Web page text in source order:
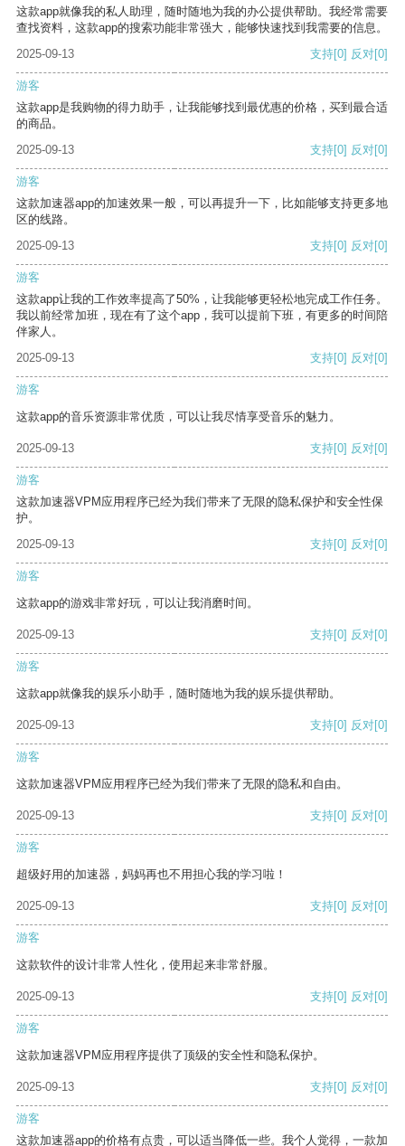
这款app就像我的私人助理，随时随地为我的办公提供帮助。我经常需要
查找资料，这款app的搜索功能非常强大，能够快速找到我需要的信息。
2025-09-13
支持[0] 反对[0]
游客
这款app是我购物的得力助手，让我能够找到最优惠的价格，买到最合适
的商品。
2025-09-13
支持[0] 反对[0]
游客
这款加速器app的加速效果一般，可以再提升一下，比如能够支持更多地
区的线路。
2025-09-13
支持[0] 反对[0]
游客
这款app让我的工作效率提高了50%，让我能够更轻松地完成工作任务。
我以前经常加班，现在有了这个app，我可以提前下班，有更多的时间陪
伴家人。
2025-09-13
支持[0] 反对[0]
游客
这款app的音乐资源非常优质，可以让我尽情享受音乐的魅力。
2025-09-13 支持[0] 反对[0]
游客
这款加速器VPM应用程序已经为我们带来了无限的隐私保护和安全性保
护。
2025-09-13
支持[0] 反对[0]
游客
这款app的游戏非常好玩，可以让我消磨时间。
2025-09-13 支持[0] 反对[0]
游客
这款app就像我的娱乐小助手，随时随地为我的娱乐提供帮助。
2025-09-13 支持[0] 反对[0]
游客
这款加速器VPM应用程序已经为我们带来了无限的隐私和自由。
2025-09-13 支持[0] 反对[0]
游客
超级好用的加速器，妈妈再也不用担心我的学习啦！
2025-09-13 支持[0] 反对[0]
游客
这款软件的设计非常人性化，使用起来非常舒服。
2025-09-13 支持[0] 反对[0]
游客
这款加速器VPM应用程序提供了顶级的安全性和隐私保护。
2025-09-13 支持[0] 反对[0]
游客
这款加速器app的价格有点贵，可以适当降低一些。我个人觉得，一款加